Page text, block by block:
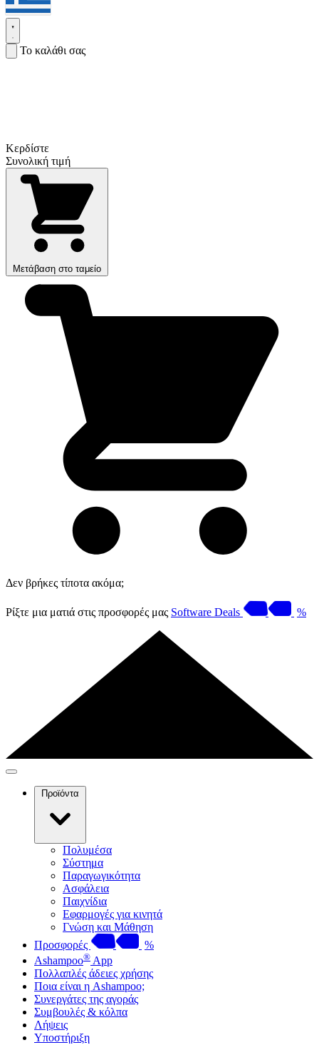
Το καλάθι σας
Κερδίστε
Συνολική τιμή
Μετάβαση στο ταμείο
Δεν βρήκες τίποτα ακόμα;
Ρίξτε μια ματιά στις προσφορές μας Software Deals %
Προϊόντα
Πολυμέσα
Σύστημα
Παραγωγικότητα
Ασφάλεια
Παιχνίδια
Εφαρμογές για κινητά
Γνώση και Μάθηση
Προσφορές
%
Ashampoo® App
Πολλαπλές άδειες χρήσης
Ποια είναι η Ashampoo;
Συνεργάτες της αγοράς
Συμβουλές & κόλπα
Λήψεις
Υποστήριξη